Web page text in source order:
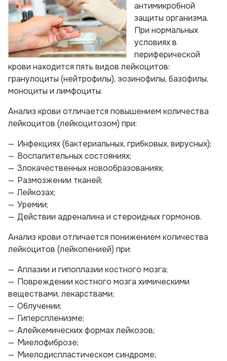
антимикробной
защиты организма.
При нормальных
условиях в
периферической
крови находится пять видов лейкоцитов:
гранулоциты (нейтрофилы), эозинофилы, базофилы,
моноциты и лимфоциты.
Анализ крови отличается повышением количества
лейкоцитов (лейкоцитозом) при:
Инфекциях (бактериальных, грибковых, вирусных);
Воспалительных состояниях;
Злокачественных новообразованиях;
Размозжении тканей;
Лейкозах;
Уремии;
Действии адреналина и стероидных гормонов.
Анализ крови отличается понижением количества
лейкоцитов (лейкопенией) при:
Аплазии и гипоплазии костного мозга;
Повреждении костного мозга химическими
веществами, лекарствами;
Облучении;
Гиперспленизме;
Алейкемических формах лейкозов;
Миелофиброзе;
Миелодиспластическом синдроме;